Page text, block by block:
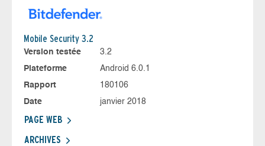
Mobile Security 3.2
Version testée
3.2
Plateforme
Android 6.0.1
Rapport
180106
Date
janvier 2018
PAGE WEB
ARCHIVES